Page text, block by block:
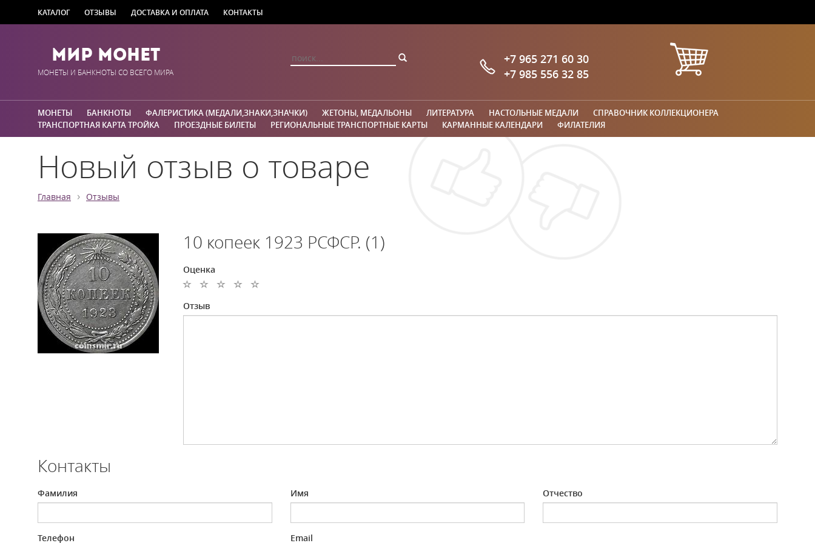
КАТАЛОГ ОТЗЫВЫ ДОСТАВКА И ОПЛАТА КОНТАКТЫ
Мир Монет
МОНЕТЫ И БАНКНОТЫ СО ВСЕГО МИРА
+7 965 271 60 30
+7 985 556 32 85
МОНЕТЫ БАНКНОТЫ ФАЛЕРИСТИКА (МЕДАЛИ,ЗНАКИ,ЗНАЧКИ) ЖЕТОНЫ, МЕДАЛЬОНЫ ЛИТЕРАТУРА НАСТОЛЬНЫЕ МЕДАЛИ
СПРАВОЧНИК КОЛЛЕКЦИОНЕРА
ТРАНСПОРТНАЯ КАРТА ТРОЙКА
ПРОЕЗДНЫЕ БИЛЕТЫ РЕГИОНАЛЬНЫЕ ТРАНСПОРТНЫЕ КАРТЫ КАРМАННЫЕ КАЛЕНДАРИ ФИЛАТЕЛИЯ
Новый отзыв о товаре
Главная › Отзывы
10 копеек 1923 РСФСР. (1)
Оценка
Отзыв
Контакты
Фамилия Имя Отчество
Телефон Email